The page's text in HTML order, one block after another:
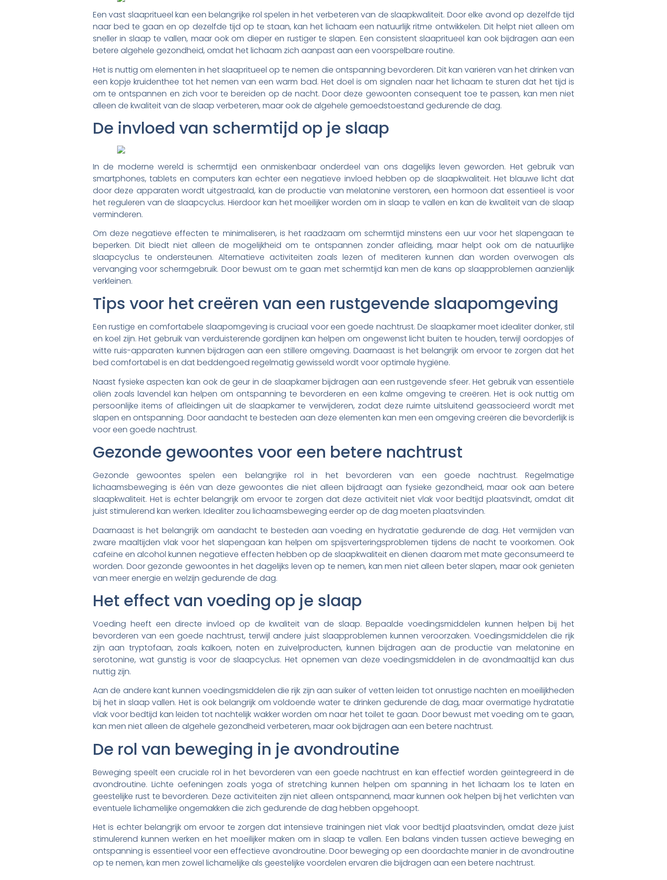
Een vast slaapritueel kan een belangrijke rol spelen in het verbeteren van de slaapkwaliteit. Door elke avond op dezelfde tijd
naar bed te gaan en op dezelfde tijd op te staan, kan het lichaam een natuurlijk ritme ontwikkelen. Dit helpt niet alleen om
sneller in slaap te vallen, maar ook om dieper en rustiger te slapen. Een consistent slaapritueel kan ook bijdragen aan een
betere algehele gezondheid, omdat het lichaam zich aanpast aan een voorspelbare routine.
Het is nuttig om elementen in het slaapritueel op te nemen die ontspanning bevorderen. Dit kan variëren van het drinken van
een kopje kruidenthee tot het nemen van een warm bad. Het doel is om signalen naar het lichaam te sturen dat het tijd is
om te ontspannen en zich voor te bereiden op de nacht. Door deze gewoonten consequent toe te passen, kan men niet
alleen de kwaliteit van de slaap verbeteren, maar ook de algehele gemoedstoestand gedurende de dag.
De invloed van schermtijd op je slaap
In de moderne wereld is schermtijd een onmiskenbaar onderdeel van ons dagelijks leven geworden. Het gebruik van
smartphones, tablets en computers kan echter een negatieve invloed hebben op de slaapkwaliteit. Het blauwe licht dat
door deze apparaten wordt uitgestraald, kan de productie van melatonine verstoren, een hormoon dat essentieel is voor
het reguleren van de slaapcyclus. Hierdoor kan het moeilijker worden om in slaap te vallen en kan de kwaliteit van de slaap
verminderen.
Om deze negatieve effecten te minimaliseren, is het raadzaam om schermtijd minstens een uur voor het slapengaan te
beperken. Dit biedt niet alleen de mogelijkheid om te ontspannen zonder afleiding, maar helpt ook om de natuurlijke
slaapcyclus te ondersteunen. Alternatieve activiteiten zoals lezen of mediteren kunnen dan worden overwogen als
vervanging voor schermgebruik. Door bewust om te gaan met schermtijd kan men de kans op slaapproblemen aanzienlijk
verkleinen.
Tips voor het creëren van een rustgevende slaapomgeving
Een rustige en comfortabele slaapomgeving is cruciaal voor een goede nachtrust. De slaapkamer moet idealiter donker, stil
en koel zijn. Het gebruik van verduisterende gordijnen kan helpen om ongewenst licht buiten te houden, terwijl oordopjes of
witte ruis-apparaten kunnen bijdragen aan een stillere omgeving. Daarnaast is het belangrijk om ervoor te zorgen dat het
bed comfortabel is en dat beddengoed regelmatig gewisseld wordt voor optimale hygiëne.
Naast fysieke aspecten kan ook de geur in de slaapkamer bijdragen aan een rustgevende sfeer. Het gebruik van essentiële
oliën zoals lavendel kan helpen om ontspanning te bevorderen en een kalme omgeving te creëren. Het is ook nuttig om
persoonlijke items of afleidingen uit de slaapkamer te verwijderen, zodat deze ruimte uitsluitend geassocieerd wordt met
slapen en ontspanning. Door aandacht te besteden aan deze elementen kan men een omgeving creëren die bevorderlijk is
voor een goede nachtrust.
Gezonde gewoontes voor een betere nachtrust
Gezonde gewoontes spelen een belangrijke rol in het bevorderen van een goede nachtrust. Regelmatige
lichaamsbeweging is één van deze gewoontes die niet alleen bijdraagt aan fysieke gezondheid, maar ook aan betere
slaapkwaliteit. Het is echter belangrijk om ervoor te zorgen dat deze activiteit niet vlak voor bedtijd plaatsvindt, omdat dit
juist stimulerend kan werken. Idealiter zou lichaamsbeweging eerder op de dag moeten plaatsvinden.
Daarnaast is het belangrijk om aandacht te besteden aan voeding en hydratatie gedurende de dag. Het vermijden van
zware maaltijden vlak voor het slapengaan kan helpen om spijsverteringsproblemen tijdens de nacht te voorkomen. Ook
cafeïne en alcohol kunnen negatieve effecten hebben op de slaapkwaliteit en dienen daarom met mate geconsumeerd te
worden. Door gezonde gewoontes in het dagelijks leven op te nemen, kan men niet alleen beter slapen, maar ook genieten
van meer energie en welzijn gedurende de dag.
Het effect van voeding op je slaap
Voeding heeft een directe invloed op de kwaliteit van de slaap. Bepaalde voedingsmiddelen kunnen helpen bij het
bevorderen van een goede nachtrust, terwijl andere juist slaapproblemen kunnen veroorzaken. Voedingsmiddelen die rijk
zijn aan tryptofaan, zoals kalkoen, noten en zuivelproducten, kunnen bijdragen aan de productie van melatonine en
serotonine, wat gunstig is voor de slaapcyclus. Het opnemen van deze voedingsmiddelen in de avondmaaltijd kan dus
nuttig zijn.
Aan de andere kant kunnen voedingsmiddelen die rijk zijn aan suiker of vetten leiden tot onrustige nachten en moeilijkheden
bij het in slaap vallen. Het is ook belangrijk om voldoende water te drinken gedurende de dag, maar overmatige hydratatie
vlak voor bedtijd kan leiden tot nachtelijk wakker worden om naar het toilet te gaan. Door bewust met voeding om te gaan,
kan men niet alleen de algehele gezondheid verbeteren, maar ook bijdragen aan een betere nachtrust.
De rol van beweging in je avondroutine
Beweging speelt een cruciale rol in het bevorderen van een goede nachtrust en kan effectief worden geïntegreerd in de
avondroutine. Lichte oefeningen zoals yoga of stretching kunnen helpen om spanning in het lichaam los te laten en
geestelijke rust te bevorderen. Deze activiteiten zijn niet alleen ontspannend, maar kunnen ook helpen bij het verlichten van
eventuele lichamelijke ongemakken die zich gedurende de dag hebben opgehoopt.
Het is echter belangrijk om ervoor te zorgen dat intensieve trainingen niet vlak voor bedtijd plaatsvinden, omdat deze juist
stimulerend kunnen werken en het moeilijker maken om in slaap te vallen. Een balans vinden tussen actieve beweging en
ontspanning is essentieel voor een effectieve avondroutine. Door beweging op een doordachte manier in de avondroutine
op te nemen, kan men zowel lichamelijke als geestelijke voordelen ervaren die bijdragen aan een betere nachtrust.